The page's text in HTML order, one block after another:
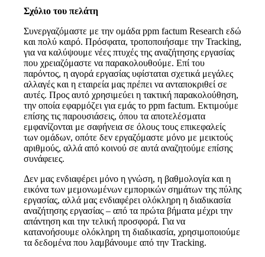
Σχόλιο του πελάτη
Συνεργαζόμαστε με την ομάδα ppm factum Research εδώ
και πολύ καιρό. Πρόσφατα, τροποποιήσαμε την Tracking,
για να καλύψουμε νέες πτυχές της αναζήτησης εργασίας
που χρειαζόμαστε να παρακολουθούμε. Επί του
παρόντος, η αγορά εργασίας υφίσταται σχετικά μεγάλες
αλλαγές και η εταιρεία μας πρέπει να ανταποκριθεί σε
αυτές. Προς αυτό χρησιμεύει η τακτική παρακολούθηση,
την οποία εφαρμόζει για εμάς το ppm factum. Εκτιμούμε
επίσης τις παρουσιάσεις, όπου τα αποτελέσματα
εμφανίζονται με σαφήνεια σε όλους τους επικεφαλείς
των ομάδων, οπότε δεν εργαζόμαστε μόνο με μεικτούς
αριθμούς, αλλά από κοινού σε αυτά αναζητούμε επίσης
συνάφειες.
Δεν μας ενδιαφέρει μόνο η γνώση, η βαθμολογία και η
εικόνα των μεμονωμένων εμπορικών σημάτων της πύλης
εργασίας, αλλά μας ενδιαφέρει ολόκληρη η διαδικασία
αναζήτησης εργασίας – από τα πρώτα βήματα μέχρι την
απάντηση και την τελική προσφορά. Για να
κατανοήσουμε ολόκληρη τη διαδικασία, χρησιμοποιούμε
τα δεδομένα που λαμβάνουμε από την Tracking.